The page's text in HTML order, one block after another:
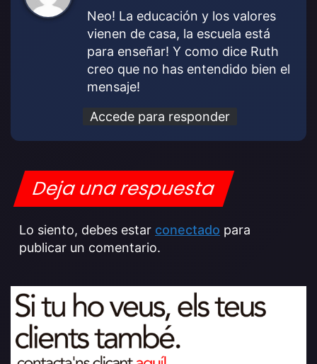
c
Neo! La educación y los valores
vienen de casa, la escuela está
para enseñar! Y como dice Ruth
creo que no has entendido bien el
mensaje!
Accede para responder
Deja una respuesta
Lo siento, debes estar conectado para
publicar un comentario.